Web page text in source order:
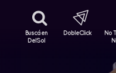
Buscá en
DelSol
DobleClick
No